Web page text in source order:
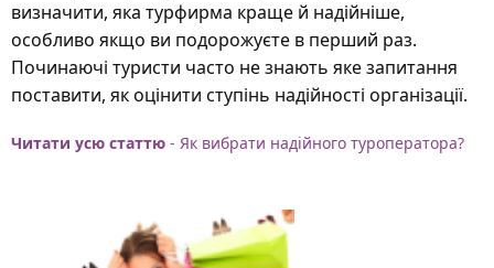
визначити, яка турфирма краще й надійніше,
особливо якщо ви подорожуєте в перший раз.
Починаючі туристи часто не знають яке запитання
поставити, як оцінити ступінь надійності організації.
Читати усю статтю - Як вибрати надійного туроператора?